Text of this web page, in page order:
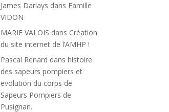
James Darlays dans Famille
VIDON
MARIE VALOIS dans Création
du site internet de l’AMHP !
Pascal Renard danshistoire
des sapeurs pompiers et
evolution du corps de
Sapeurs Pompiers de
Pusignan.